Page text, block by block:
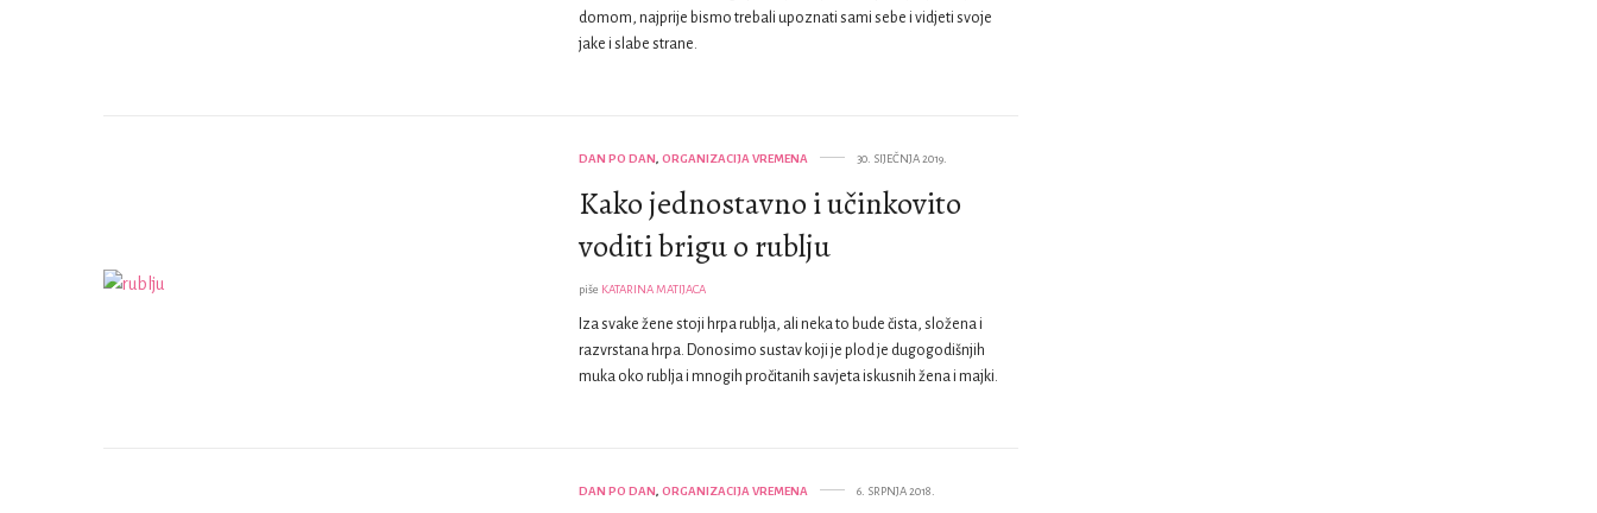
domom, najprije bismo trebali upoznati sami sebe i vidjeti svoje
jake i slabe strane.
DAN PO DAN, ORGANIZACIJA VREMENA 30. SIJEČNJA 2019.
Kako jednostavno i učinkovito
voditi brigu o rublju
piše KATARINA MATIJACA
Iza svake žene stoji hrpa rublja, ali neka to bude čista, složena i
razvrstana hrpa. Donosimo sustav koji je plod je dugogodišnjih
muka oko rublja i mnogih pročitanih savjeta iskusnih žena i majki.
DAN PO DAN, ORGANIZACIJA VREMENA 6. SRPNJA 2018.